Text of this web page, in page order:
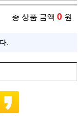
총 상품 금액 0 원
.